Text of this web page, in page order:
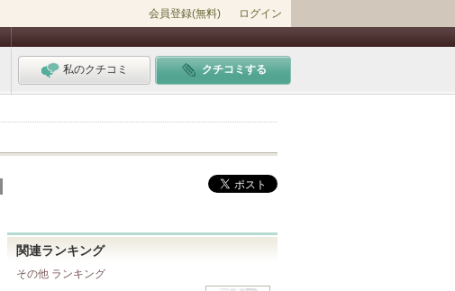
会員登録(無料) ログイン
私のクチコミ クチコミする
関連ランキング
その他 ランキング